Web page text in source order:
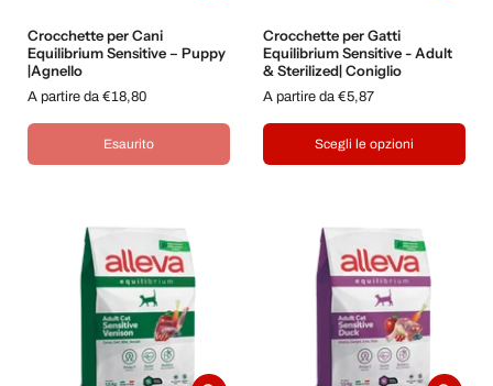
Crocchette per Cani
Equilibrium Sensitive – Puppy
|Agnello
A partire da €18,80
Esaurito
Crocchette per Gatti
Equilibrium Sensitive - Adult
& Sterilized| Coniglio
A partire da €5,87
Scegli le opzioni